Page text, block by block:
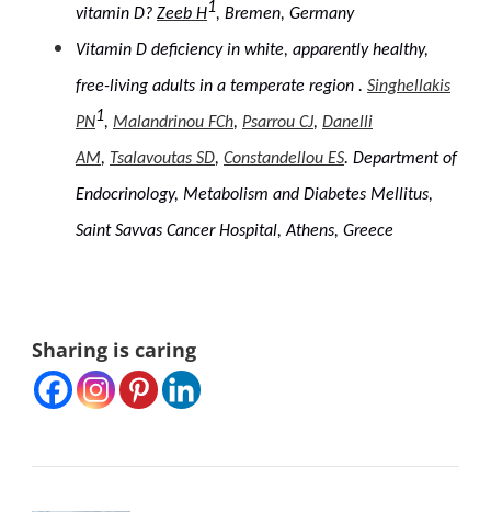
vitamin D? Zeeb H1, Bremen, Germany
Vitamin D deficiency in white, apparently healthy,
free-living adults in a temperate region . Singhellakis
PN1, Malandrinou FCh, Psarrou CJ, Danelli
AM, Tsalavoutas SD, Constandellou ES. Department of
Endocrinology, Metabolism and Diabetes Mellitus,
Saint Savvas Cancer Hospital, Athens, Greece
Sharing is caring